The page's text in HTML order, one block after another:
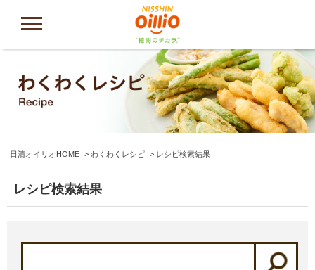
日清オイリオHOME わくわくレシピ レシピ検索結果
レシピ検索結果